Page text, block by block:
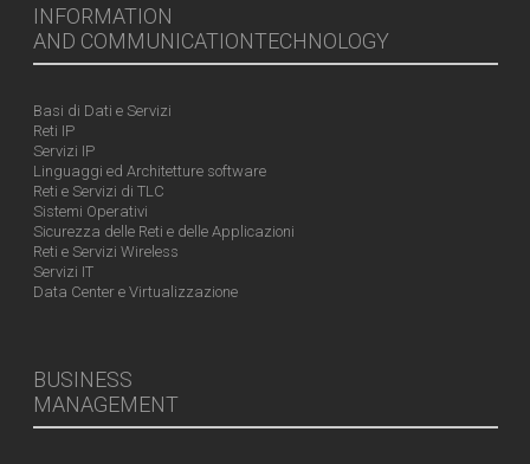
INFORMATION
AND COMMUNICATIONTECHNOLOGY
Basi di Dati e Servizi
Reti IP
Servizi IP
Linguaggi ed Architetture software
Reti e Servizi di TLC
Sistemi Operativi
Sicurezza delle Reti e delle Applicazioni
Reti e Servizi Wireless
Servizi IT
Data Center e Virtualizzazione
BUSINESS
MANAGEMENT